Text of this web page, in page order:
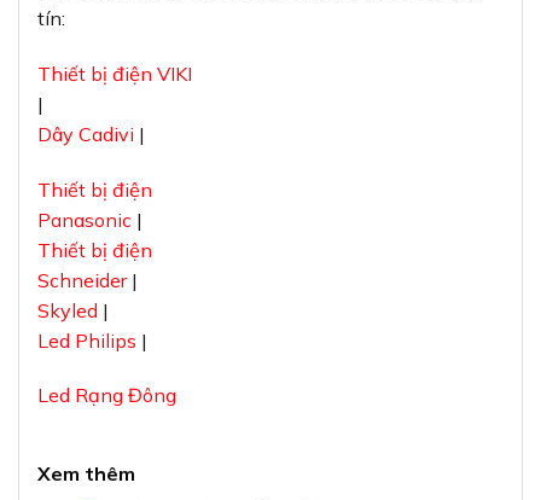
tín:
Thiết bị điện VIKI
|
Dây Cadivi |
Thiết bị điện
Panasonic |
Thiết bị điện
Schneider|
Skyled |
Led Philips |
Led Rạng Đông
Xem thêm